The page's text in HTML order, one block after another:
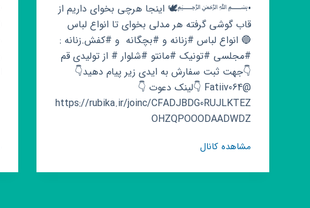
•﷽🕊 اینجا هرچی بخوای داریم از
قاب گوشی گرفته هر مدلی بخوای تا انواع لباس
🔵 انواع لباس #زنانه و #بچگانه و #کفش.زنانه :
#مجلسی #تونیک #مانتو #شلوار # از تولیدی قم
👇جهت ثبت سفارش به ایدی زیر پیام دهید👇
@Fatiiv064 👇لینک دعوت 👇
https://rubika.ir/joinc/CFADJBDG0RUJLKTEZ
OHZQPOOODAADWDZ
مشاهده کانالکانال
💫